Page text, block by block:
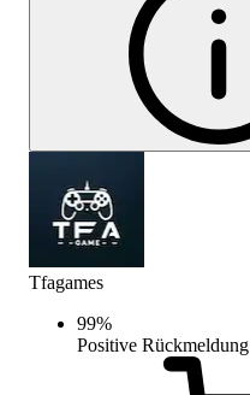
Tfagames
99%
Positive Rückmeldung